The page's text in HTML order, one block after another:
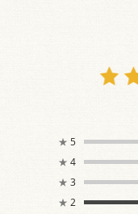
★ 5
★ 4
★ 3
★ 2